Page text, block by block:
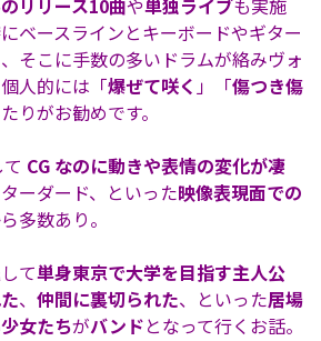
リリース10曲や単独ライブも実施
ベースラインとキーボードやギター
そこに手数の多いドラムが絡みヴォ
人的には「爆ぜて咲く」「傷つき傷
りがお勧めです。
CG なのに動きや表情の変化が凄
ーダード、といった映像表現面での
多数あり。
て単身東京で大学を目指す主人公
、 仲間に裏切られた、といった居場
女たちがバンドとなって行くお話。